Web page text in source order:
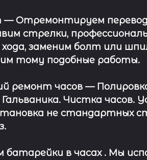
— Отремонтируем
стрелки,
заменим болт или
тому подобные работы.
ремонт часов—
Гальваника. Чистка
не стандартных
батарейки в часах . Мы